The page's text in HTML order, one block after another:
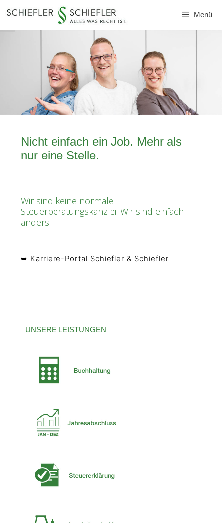
Inhalt
Menü
Nicht einfach ein Job. Mehr als
nur eine Stelle.
Wir sind keine normale
Steuerberatungskanzlei. Wir sind einfach
anders!
➥ Karriere-Portal Schiefler & Schiefler
UNSERE LEISTUNGEN